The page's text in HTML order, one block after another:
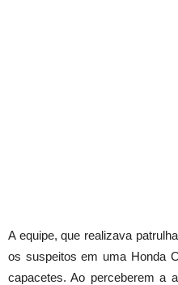
A equipe, que realizava
os suspeitos em uma Honda
capacetes. Ao perceberem a